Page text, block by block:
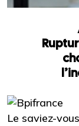
Le saviez-